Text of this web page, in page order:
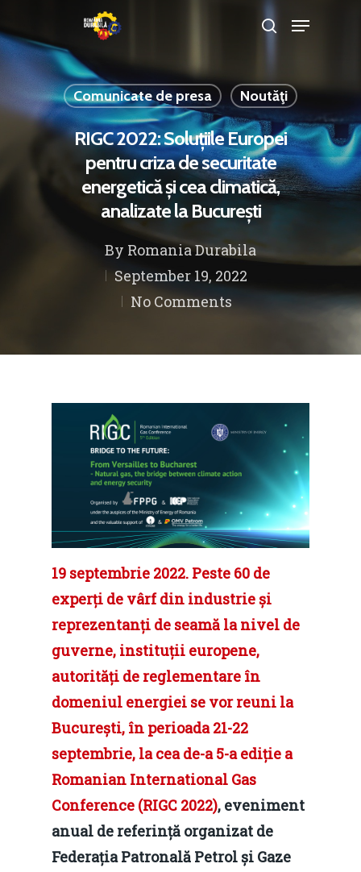
Hit enter to search or ESC to close
Comunicate de presa Noutăţi
RIGC 2022: Soluțiile Europei
pentru criza de securitate
energetică și cea climatică,
analizate la București
By Romania Durabila
September 19, 2022
No Comments
19 septembrie 2022. Peste 60 de
experți de vârf din industrie și
reprezentanți de seamă la nivel de
guverne, instituții europene,
autorități de reglementare în
domeniul energiei se vor reuni la
București, în perioada 21-22
septembrie, la cea de-a 5-a ediție a
Romanian International Gas
Conference (RIGC 2022), eveniment
anual de referință organizat de
Federația Patronală Petrol și Gaze